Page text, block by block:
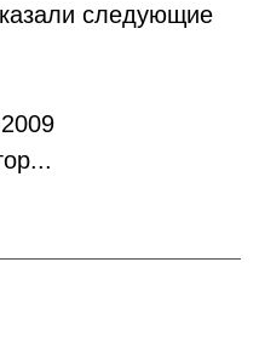
следующие